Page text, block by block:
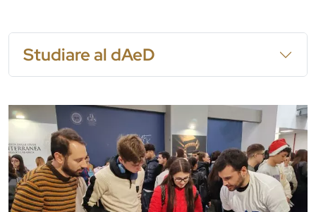
Studiare al dAeD
Immagine